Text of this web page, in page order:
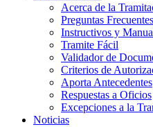
Acerca de la
Preguntas Frecuentes
Instructivos y
Tramite Fácil
Validador de
Criterios de
Aporta Antecedentes
Respuestas a Oficios
Excepciones a la
Noticias